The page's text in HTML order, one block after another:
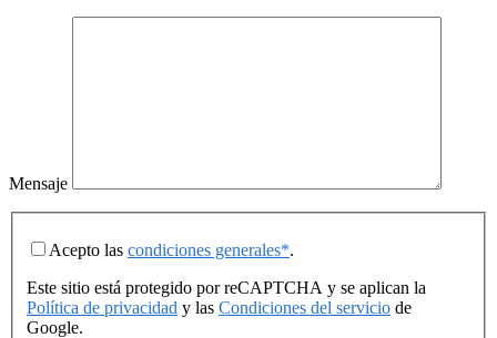
Mensaje
Acepto las condiciones generales*.
Este sitio está protegido por reCAPTCHA y se aplican la
Política de privacidad y las Condiciones del servicio de
Google.